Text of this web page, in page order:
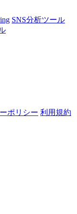
SNS分析ツール
ポリシー 利用規約